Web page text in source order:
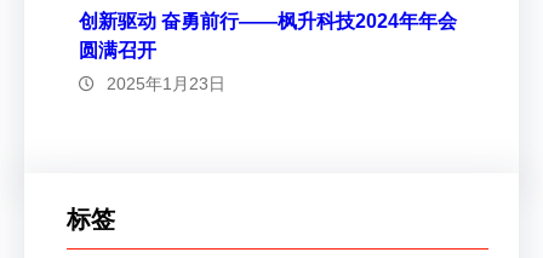
创新驱动 奋勇前行——枫升科技2024年年会
圆满召开
2025年1月23日
标签